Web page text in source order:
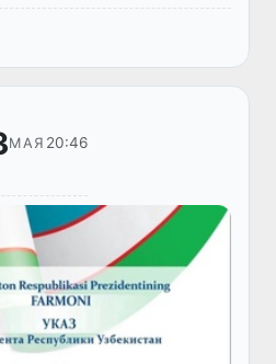
органов и
подходов в
(№ УП–95
МАЯ 20:46